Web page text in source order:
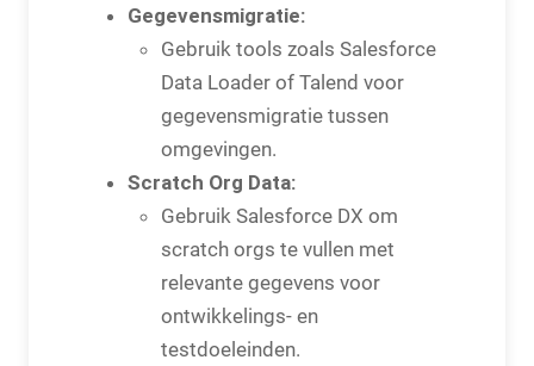
Gegevensmigratie:
Gebruik tools zoals Salesforce
Data Loader of Talend voor
gegevensmigratie tussen
omgevingen.
Scratch Org Data:
Gebruik Salesforce DX om
scratch orgs te vullen met
relevante gegevens voor
ontwikkelings- en
testdoeleinden.